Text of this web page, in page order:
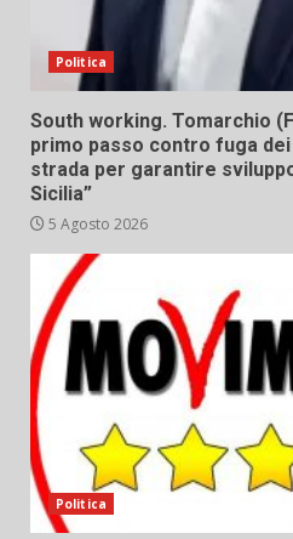
Politica
South working. Tomarchio
primo passo contro fuga
strada per garantire
Sicilia”
5 Agosto 2026
Politica